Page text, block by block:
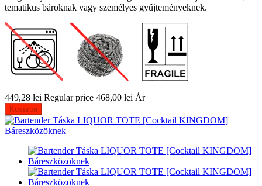
tematikus bároknak vagy személyes gyűjteményeknek.
449,28 lei Regular price 468,00 lei Ár
Kosárba